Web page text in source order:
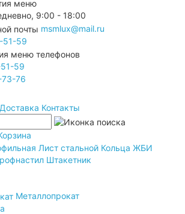
9:00 - 18:00
msmlux@mail.ru
51-59
59
76
Доставка Контакты
Лист стальной Кольца ЖБИ
Штакетник
Металлопрокат